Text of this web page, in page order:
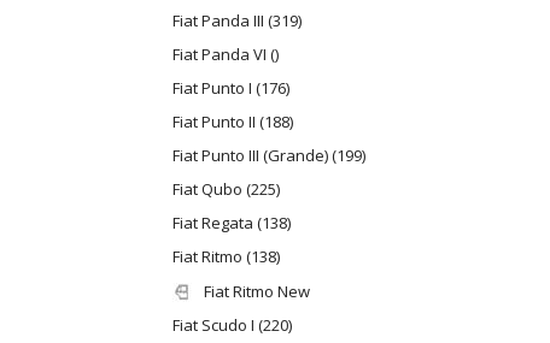
Fiat Panda III (319)
Fiat Panda VI ()
Fiat Punto I (176)
Fiat Punto II (188)
Fiat Punto III (Grande) (199)
Fiat Qubo (225)
Fiat Regata (138)
Fiat Ritmo (138)
Fiat Ritmo New
Fiat Scudo I (220)